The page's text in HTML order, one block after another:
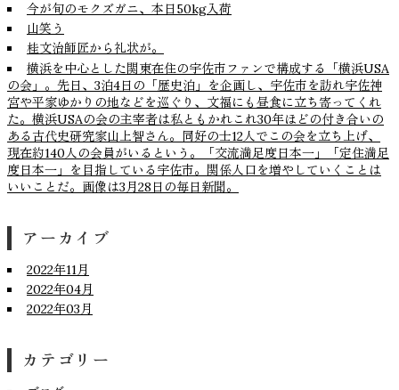
今が旬のモクズガニ、本日50kg入荷
山笑う
桂文治師匠から礼状が。
横浜を中心とした関東在住の宇佐市ファンで構成する「横浜USA
の会」。先日、3泊4日の「歴史泊」を企画し、宇佐市を訪れ宇佐神
宮や平家ゆかりの地などを巡ぐり、文福にも昼食に立ち寄ってくれ
た。横浜USAの会の主宰者は私ともかれこれ30年ほどの付き合いの
ある古代史研究家山上智さん。同好の士12人でこの会を立ち上げ、
現在約140人の会員がいるという。「交流満足度日本一」「定住満足
度日本一」を目指している宇佐市。関係人口を増やしていくことは
いいことだ。画像は3月28日の毎日新聞。
アーカイブ
2022年11月
2022年04月
2022年03月
カテゴリー